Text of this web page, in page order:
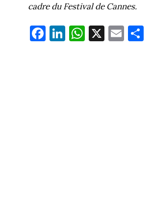
cadre du Festival de Cannes.
Fa
ce
Li
nk
W
ha
X E
m
Pa
rt